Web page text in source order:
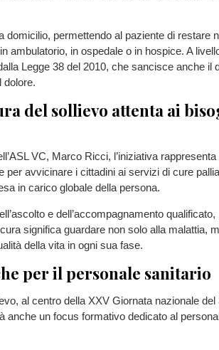
domicilio, permettendo al paziente di restare
ambulatorio, in ospedale o in hospice. A
Legge 38 del 2010, che sancisce anche il
dolore.
del sollievo attenta ai
VC, Marco Ricci, l’iniziativa rappresenta
per avvicinare i cittadini ai servizi di cure
in carico globale della persona.
e dell’accompagnamento qualificato,
significa guardare non solo alla malattia,
della vita in ogni sua fase.
per il personale sanitario
al centro della XXV Giornata nazionale del
anche un focus formativo dedicato al